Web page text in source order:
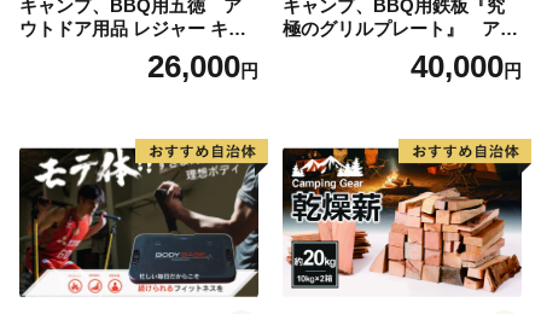
キャンプ、BBQ用五徳 ア
ウトドア用品 レジャー キャ
ンプ バーベキュー BBQ 五徳
26,000円
キャンプ、BBQ用鉄板『究
極のグリルプレート』 アウ
トドア用品 レジャー キャン
プ バーベキュー BBQ 鉄板
40,000円